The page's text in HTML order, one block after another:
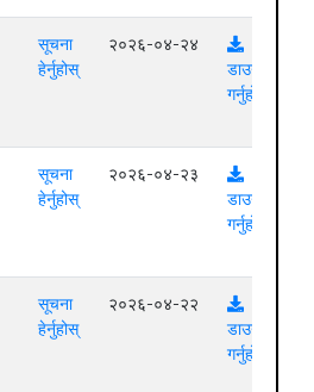
सूचना
हेर्नुहोस्
२०२६-०४-२४
डाउनलोड
गर्नुहोस्
सूचना
हेर्नुहोस्
२०२६-०४-२३
डाउनलोड
गर्नुहोस्
सूचना
हेर्नुहोस्
२०२६-०४-२२
डाउनलोड
गर्नुहोस्